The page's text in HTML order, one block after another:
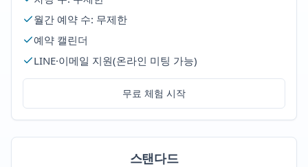
월간 예약 수: 무제한
예약 캘린더
LINE·이메일 지원(온라인 미팅 가능)
무료 체험 시작
스탠다드